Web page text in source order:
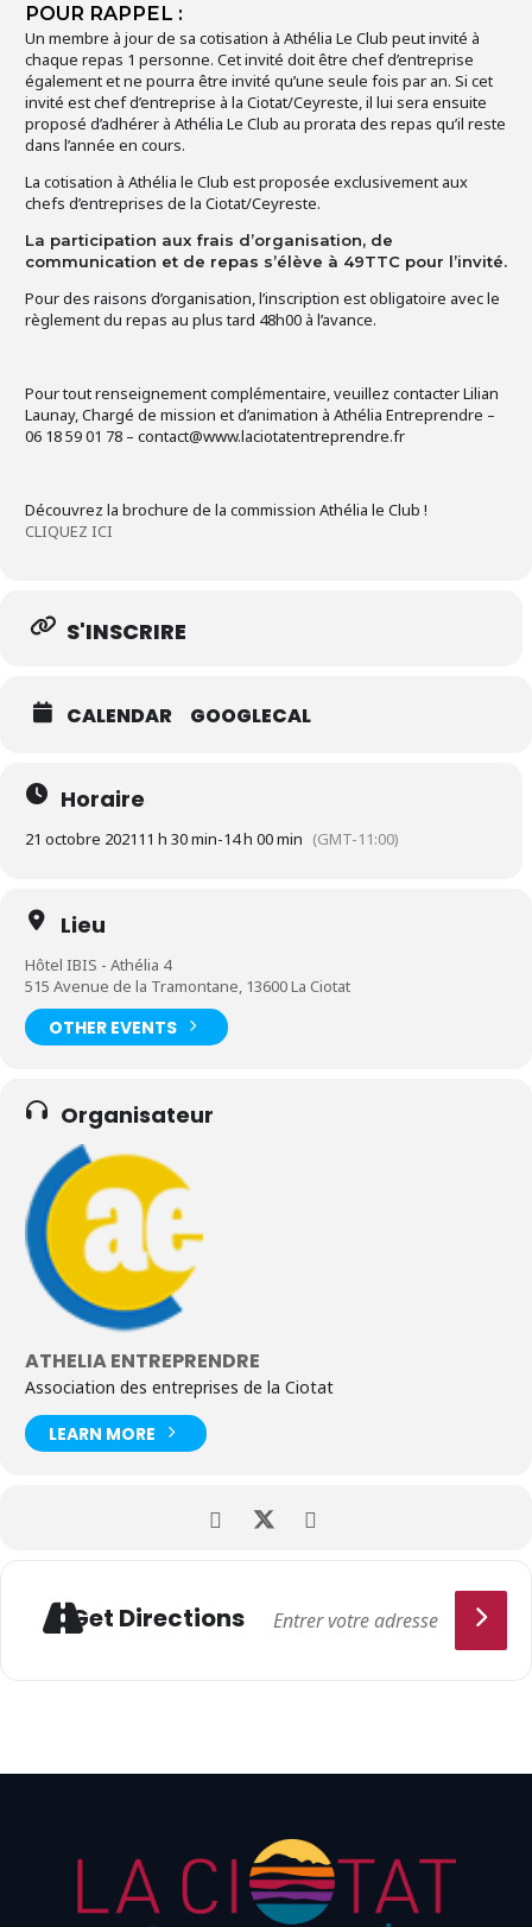
POUR RAPPEL :
Un membre à jour de sa cotisation à Athélia Le Club peut invité à
chaque repas 1 personne. Cet invité doit être chef d’entreprise
également et ne pourra être invité qu’une seule fois par an. Si cet
invité est chef d’entreprise à la Ciotat/Ceyreste, il lui sera ensuite
proposé d’adhérer à Athélia Le Club au prorata des repas qu’il reste
dans l’année en cours.
La cotisation à Athélia le Club est proposée exclusivement aux
chefs d’entreprises de la Ciotat/Ceyreste.
La participation aux frais d’organisation, de
communication et de repas s’élève à 49TTC pour l’invité.
Pour des raisons d’organisation, l’inscription est obligatoire avec le
règlement du repas au plus tard 48h00 à l’avance.
Pour tout renseignement complémentaire, veuillez contacter Lilian
Launay, Chargé de mission et d’animation à Athélia Entreprendre –
06 18 59 01 78 – contact@www.laciotatentreprendre.fr
Découvrez la brochure de la commission Athélia le Club !
CLIQUEZ ICI
S'INSCRIRE
CALENDAR GOOGLECAL
Horaire
21 octobre 202111 h 30 min-14 h 00 min (GMT-11:00)
Lieu
Hôtel IBIS - Athélia 4
515 Avenue de la Tramontane, 13600 La Ciotat
OTHER EVENTS
Organisateur
ATHELIA ENTREPRENDRE
Association des entreprises de la Ciotat
LEARN MORE
Get Directions